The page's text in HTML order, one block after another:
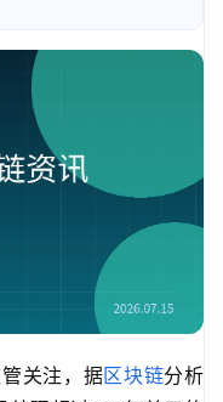
关注，据区块链分析